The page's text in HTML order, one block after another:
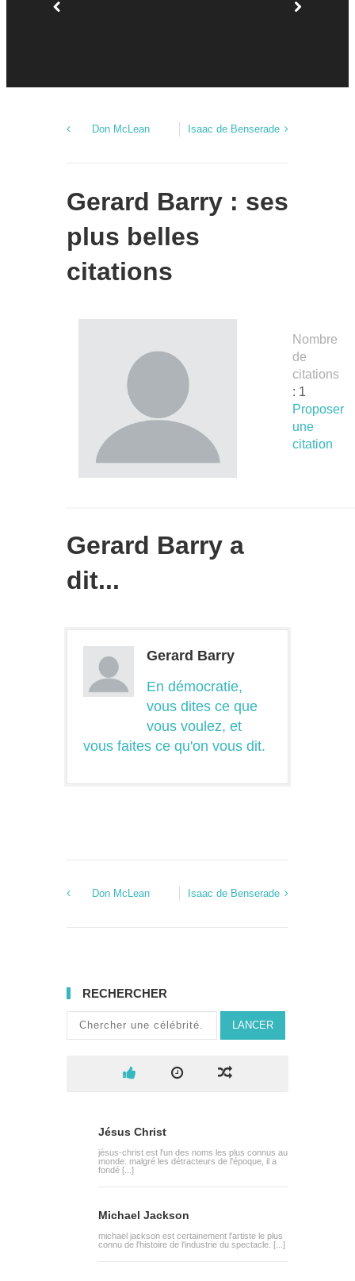
Don McLean Isaac de Benserade
Gerard Barry : ses
plus belles
citations
Nombre
de
citations
: 1
Proposer
une
citation
Gerard Barry a
dit...
Gerard Barry
En démocratie,
vous dites ce que
vous voulez, et
vous faites ce qu'on vous dit.
Don McLean Isaac de Benserade
RECHERCHER
LANCER
Jésus Christ
jésus-christ est l'un des noms les plus connus au
monde. malgré les détracteurs de l'époque, il a
fondé [...]
Michael Jackson
michael jackson est certainement l'artiste le plus
connu de l'histoire de l'industrie du spectacle. [...]